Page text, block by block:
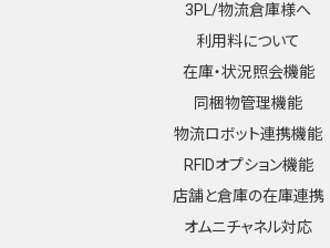
3PL/物流倉庫様へ
利用料について
在庫・状況照会機能
同梱物管理機能
物流ロボット連携機能
RFIDオプション機能
店舗と倉庫の在庫連携
オムニチャネル対応